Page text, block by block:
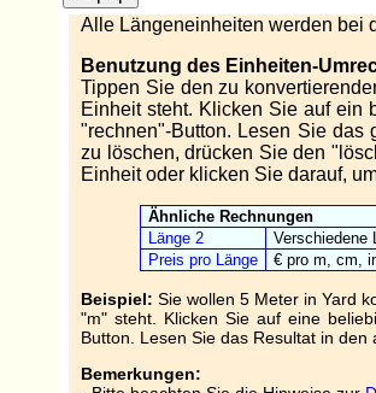
Alle Längeneinheiten werden bei
Benutzung des Einheiten-
Tippen Sie den zu
Einheit steht. Klicken Sie auf ein
"rechnen"-Button. Lesen Sie das
zu löschen, drücken Sie den
Einheit oder klicken Sie darauf,
Ähnliche Rechnungen
Länge 2
Verschiedene
Preis pro Länge
€ pro m, cm,
Beispiel: Sie wollen 5 Meter in Yard
"m" steht. Klicken Sie auf eine
Button. Lesen Sie das Resultat in
Bemerkungen: